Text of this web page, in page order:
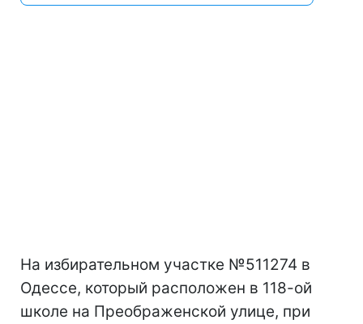
На избирательном участке №511274 в
Одессе, который расположен в 118-ой
школе на Преображенской улице, при